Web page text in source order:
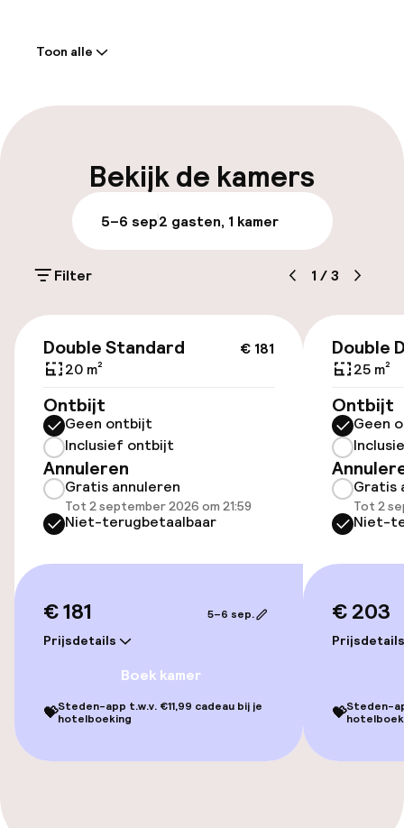
Bagageruimte
Parkeren & mobiliteit
Parkeergelegenheid op eigen terrein
(buiten)
PLN 110,00 per dag
Luchthavenshuttle
Toegankelijkheid
Lift
Restaurant
Schoonmaakvoorzieningen
Toon alle
Bekijk de kamers
5–6 sep2 gasten, 1 kamer
Filter 1 /3
€ 181
Double Standard
20 m²
Ontbijt
Geen ontbijt
Inclusief ontbijt
Annuleren
Gratis annuleren
Tot 2 september 2026 om 21:59
Niet-terugbetaalbaar
€ 181
Prijsdetails
5–6 sep.
Boek kamer
💝Steden-app t.w.v. €11,99 cadeau bij je
hotelboeking
Double
25 m²
Ontbijt
Geen
Gratis
Tot 2
Niet-
€ 203
Prijsdetails
💝Steden-